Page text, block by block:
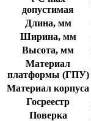
допустимая
Длина, мм
Ширина, мм
Высота, мм
Материал
платформы (ГПУ)
Материал корпуса
Госреестр
Поверка